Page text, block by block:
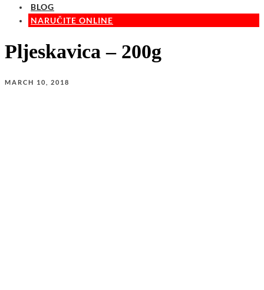
BLOG
NARUČITE ONLINE
Pljeskavica – 200g
MARCH 10, 2018